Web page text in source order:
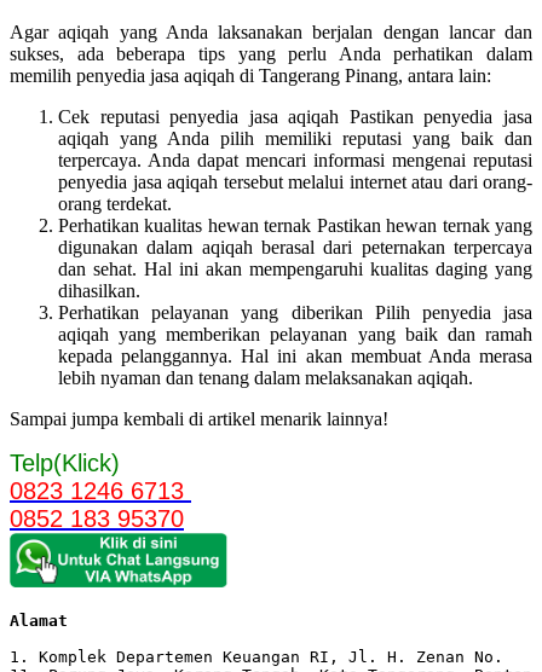
Agar aqiqah yang Anda laksanakan berjalan dengan lancar dan
sukses, ada beberapa tips yang perlu Anda perhatikan dalam
memilih penyedia jasa aqiqah di Tangerang Pinang, antara lain:
Cek reputasi penyedia jasa aqiqah Pastikan penyedia jasa
aqiqah yang Anda pilih memiliki reputasi yang baik dan
terpercaya. Anda dapat mencari informasi mengenai reputasi
penyedia jasa aqiqah tersebut melalui internet atau dari orang-
orang terdekat.
Perhatikan kualitas hewan ternak Pastikan hewan ternak yang
digunakan dalam aqiqah berasal dari peternakan terpercaya
dan sehat. Hal ini akan mempengaruhi kualitas daging yang
dihasilkan.
Perhatikan pelayanan yang diberikan Pilih penyedia jasa
aqiqah yang memberikan pelayanan yang baik dan ramah
kepada pelanggannya. Hal ini akan membuat Anda merasa
lebih nyaman dan tenang dalam melaksanakan aqiqah.
Sampai jumpa kembali di artikel menarik lainnya!
Telp(Klick)
0823 1246 6713
0852 183 95370
Alamat
1. Komplek Departemen Keuangan RI, Jl. H. Zenan No.